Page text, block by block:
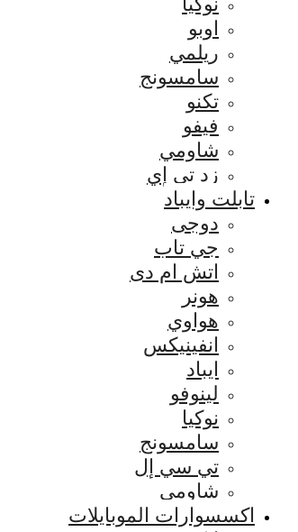
اوبو
ريلمي
سامسونج
تكنو
فيفو
شاومي
زد تي إي
تابلت وايباد
دوجى
جي تاب
اتش ام دى
هونر
هواوي
انفينيكس
ايباد
لينوفو
نوكيا
سامسونج
تي سي إل
شاومي
اكسسوارات الموبايلات